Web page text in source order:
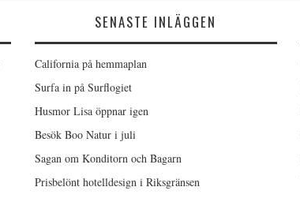
SENASTE INLÄGGEN
California på hemmaplan
Surfa in på Surflogiet
Husmor Lisa öppnar igen
Besök Boo Natur i juli
Sagan om Konditorn och Bagarn
Prisbelönt hotelldesign i Riksgränsen